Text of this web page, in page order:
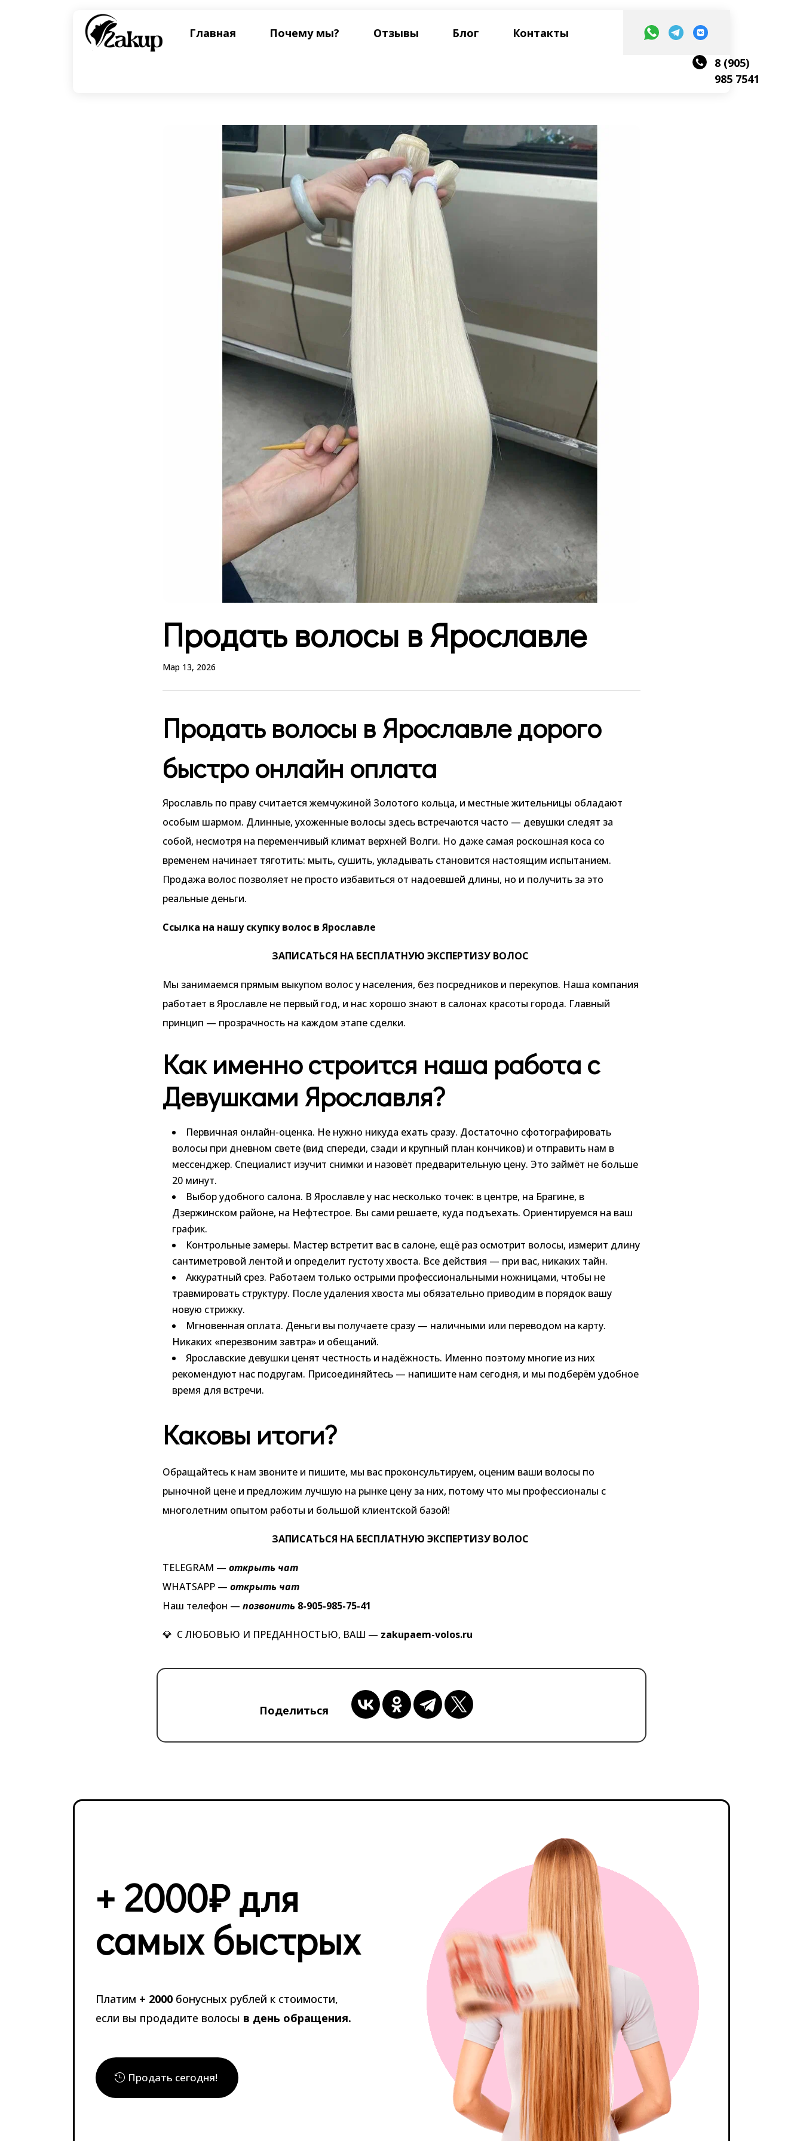
Главная Почему мы? Отзывы Блог Контакты
8 (905)
985 7541
Продать волосы в Ярославле
Мар 13, 2026
Продать волосы в Ярославле дорого
быстро онлайн оплата
Ярославль по праву считается жемчужиной Золотого кольца, и местные жительницы обладают
особым шармом. Длинные, ухоженные волосы здесь встречаются часто — девушки следят за
собой, несмотря на переменчивый климат верхней Волги. Но даже самая роскошная коса со
временем начинает тяготить: мыть, сушить, укладывать становится настоящим испытанием.
Продажа волос позволяет не просто избавиться от надоевшей длины, но и получить за это
реальные деньги.
Ссылка на нашу скупку волос в Ярославле
ЗАПИСАТЬСЯ НА БЕСПЛАТНУЮ ЭКСПЕРТИЗУ ВОЛОС
Мы занимаемся прямым выкупом волос у населения, без посредников и перекупов. Наша компания
работает в Ярославле не первый год, и нас хорошо знают в салонах красоты города. Главный
принцип — прозрачность на каждом этапе сделки.
Как именно строится наша работа с
Девушками Ярославля?
Первичная онлайн-оценка. Не нужно никуда ехать сразу. Достаточно сфотографировать
волосы при дневном свете (вид спереди, сзади и крупный план кончиков) и отправить нам в
мессенджер. Специалист изучит снимки и назовёт предварительную цену. Это займёт не больше
20 минут.
Выбор удобного салона. В Ярославле у нас несколько точек: в центре, на Брагине, в
Дзержинском районе, на Нефтестрое. Вы сами решаете, куда подъехать. Ориентируемся на ваш
график.
Контрольные замеры. Мастер встретит вас в салоне, ещё раз осмотрит волосы, измерит длину
сантиметровой лентой и определит густоту хвоста. Все действия — при вас, никаких тайн.
Аккуратный срез. Работаем только острыми профессиональными ножницами, чтобы не
травмировать структуру. После удаления хвоста мы обязательно приводим в порядок вашу
новую стрижку.
Мгновенная оплата. Деньги вы получаете сразу — наличными или переводом на карту.
Никаких «перезвоним завтра» и обещаний.
Ярославские девушки ценят честность и надёжность. Именно поэтому многие из них
рекомендуют нас подругам. Присоединяйтесь — напишите нам сегодня, и мы подберём удобное
время для встречи.
Каковы итоги?
Обращайтесь к нам звоните и пишите, мы вас проконсультируем, оценим ваши волосы по
рыночной цене и предложим лучшую на рынке цену за них, потому что мы профессионалы с
многолетним опытом работы и большой клиентской базой!
ЗАПИСАТЬСЯ НА БЕСПЛАТНУЮ ЭКСПЕРТИЗУ ВОЛОС
TELEGRAM — открыть чат
WHATSAPP — открыть чат
Наш телефон — позвонить 8-905-985-75-41
💎 С ЛЮБОВЬЮ И ПРЕДАННОСТЬЮ, ВАШ — zakupaem-volos.ru
Поделиться
+ 2000₽ для
самых быстрых
Платим + 2000 бонусных рублей к стоимости,
если вы продадите волосы в день обращения.
Продать сегодня!